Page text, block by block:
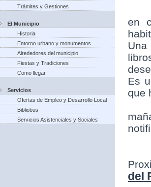
Trámites y Gestiones
El Municipio
Historia
Entorno urbano y monumentos
Alrededores del municipio
Fiestas y Tradiciones
Como llegar
Servicios
Ofertas de Empleo y Desarrollo Local
Bibliobus
Servicios Asistenciales y Sociales
en
Es
que
del